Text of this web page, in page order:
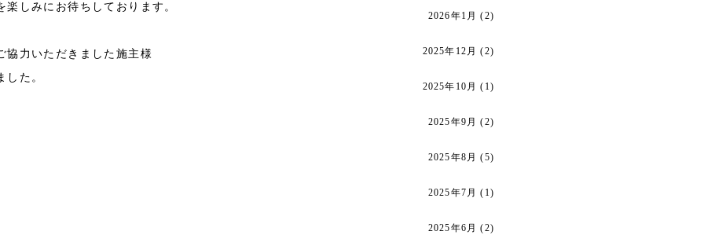
しみにお待ちしております。
協力いただきました施主様
た。
2026年1月 (2)
2025年12月 (2)
2025年10月 (1)
2025年9月 (2)
2025年8月 (5)
2025年7月 (1)
2025年6月 (2)